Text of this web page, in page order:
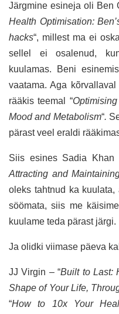
Järgmine esineja oli Ben
Health Optimisation:
hacks“, millest ma ei
sellel ei osalenud,
kuulamas. Beni
vaatama. Aga
rääkis teemal “
Mood and Metabolism“.
pärast veel eraldi
Siis esines Sadia Khan
Attracting and
oleks tahtnud ka
söömata, siis me
kuulame teda pärast järgi.
Ja olidki viimase päeva
JJ Virgin – “Built to Last:
Shape of Your Life,
“How to 10x Your